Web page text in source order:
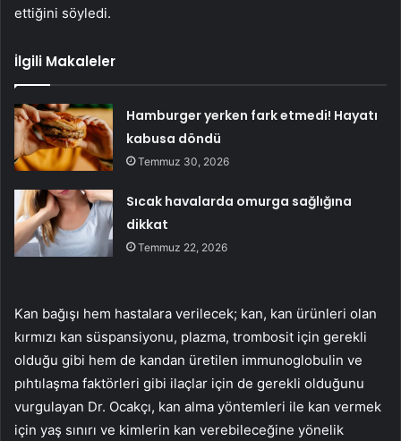
ettiğini söyledi.
İlgili Makaleler
Hamburger yerken fark etmedi! Hayatı
kabusa döndü
Temmuz 30, 2026
Sıcak havalarda omurga sağlığına
dikkat
Temmuz 22, 2026
Kan bağışı hem hastalara verilecek; kan, kan ürünleri olan
kırmızı kan süspansiyonu, plazma, trombosit için gerekli
olduğu gibi hem de kandan üretilen immunoglobulin ve
pıhtılaşma faktörleri gibi ilaçlar için de gerekli olduğunu
vurgulayan Dr. Ocakçı, kan alma yöntemleri ile kan vermek
için yaş sınırı ve kimlerin kan verebileceğine yönelik